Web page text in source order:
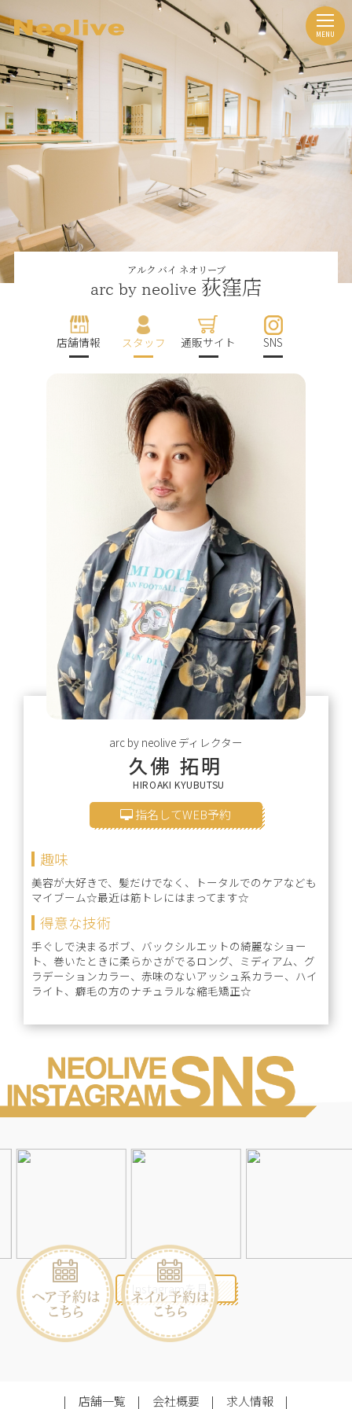
アルク バイ ネオリーブ
arc by neolive 荻窪店
店舗情報 スタッフ 通販サイト SNS
arc by neolive ディレクター
久佛 拓明
HIROAKI KYUBUTSU
指名してWEB予約
趣味
美容が大好きで、髪だけでなく、トータルでのケアなども
マイブーム☆最近は筋トレにはまってます☆
得意な技術
手ぐしで決まるボブ、バックシルエットの綺麗なショー
ト、巻いたときに柔らかさがでるロング、ミディアム、グ
ラデーションカラー、赤味のないアッシュ系カラー、ハイ
ライト、癖毛の方のナチュラルな縮毛矯正☆
Instagramを見る
店舗一覧 会社概要 求人情報